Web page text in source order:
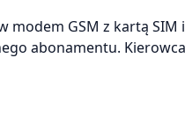
modem GSM z kartą
abonamentu.